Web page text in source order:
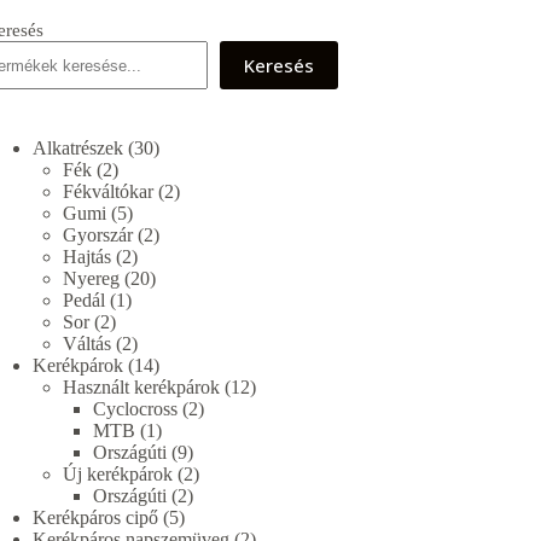
Keresés
Alkatrészek 3030
Fék 22
termék
Fékváltókar 22
Gumi 55
termék
Gyorszár 22
Hajtás 22
termék
Nyereg 2020
Pedál 11
Sor 22
termék
Váltás 22
termék
Kerékpárok 1414
termék
Használt kerékpárok 1212
Cyclocross 22
MTB 11
termék
Országúti 99
termék
Új kerékpárok 22
termék
Országúti 22
Kerékpáros cipő 55